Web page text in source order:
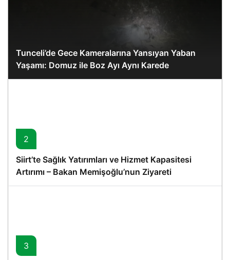
Tunceli’de Gece Kameralarına Yansıyan Yaban
Yaşamı: Domuz ile Boz Ayı Aynı Karede
2
Siirt’te Sağlık Yatırımları ve Hizmet Kapasitesi
Artırımı – Bakan Memişoğlu’nun Ziyareti
3